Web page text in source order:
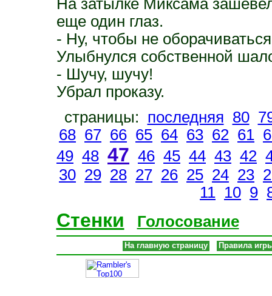
еще один глаз.
- Ну, чтобы не
Улыбнулся собственной
- Шучу, шучу!
Убрал проказу.
страницы: последняя 80
68 67 66 65 64 63 62 61
49 48 47 46 45 44 43 42
30 29 28 27 26 25 24 23
11
10 9
Стенки Голосование
На главную страницу Правила